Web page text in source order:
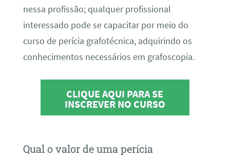
nessa profissão; qualquer profissional
interessado pode se capacitar por meio do
curso de perícia grafotécnica, adquirindo os
conhecimentos necessários em grafoscopia.
CLIQUE AQUI PARA SE
INSCREVER NO CURSO
Qual o valor de uma perícia